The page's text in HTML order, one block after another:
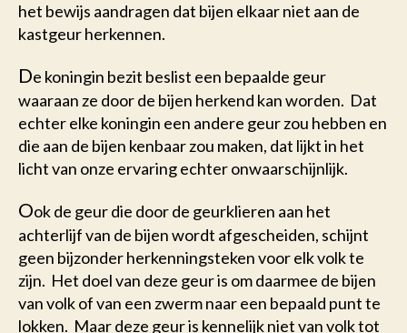
het bewijs aandragen dat bijen elkaar niet aan de
kastgeur herkennen.
De koningin bezit beslist een bepaalde geur
waaraan ze door de bijen herkend kan worden. Dat
echter elke koningin een andere geur zou hebben en
die aan de bijen kenbaar zou maken, dat lijkt in het
licht van onze ervaring echter onwaarschijnlijk.
Ook de geur die door de geurklieren aan het
achterlijf van de bijen wordt afgescheiden, schijnt
geen bijzonder herkenningsteken voor elk volk te
zijn. Het doel van deze geur is om daarmee de bijen
van volk of van een zwerm naar een bepaald punt te
lokken. Maar deze geur is kennelijk niet van volk tot